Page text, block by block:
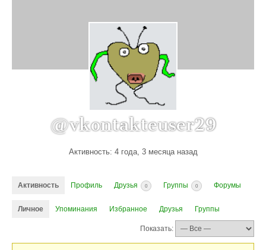
@vkontakteuser29
Активность: 4 года, 3 месяца назад
Активность Профиль Друзья 0 Группы 0 Форумы
Личное Упоминания Избранное Друзья Группы
Показать: